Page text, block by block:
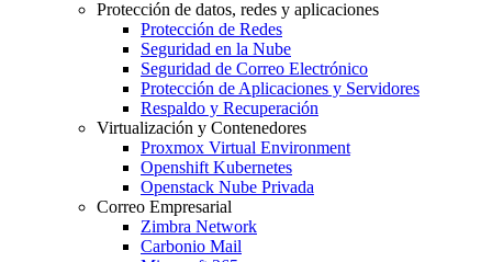
Protección de datos, redes y aplicaciones
Protección de Redes
Seguridad en la Nube
Seguridad de Correo Electrónico
Protección de Aplicaciones y Servidores
Respaldo y Recuperación
Virtualización y Contenedores
Proxmox Virtual Environment
Openshift Kubernetes
Openstack Nube Privada
Correo Empresarial
Zimbra Network
Carbonio Mail